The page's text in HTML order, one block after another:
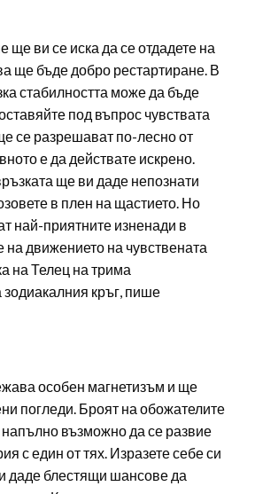
ще ви се иска да се отдадете на
ще бъде добро рестартиране. В
стабилността може да бъде
под въпрос чувствата
се разрешават по-лесно от
е да действате искрено.
ще ви даде непознати
в плен на щастието. Но
най-приятните изненади в
движението на чувствената
на Телец на трима
зодиакалния кръг, пише
особен магнетизъм и ще
погледи. Броят на обожателите
възможно да се развие
с един от тях. Изразете себе си
даде блестящи шансове да